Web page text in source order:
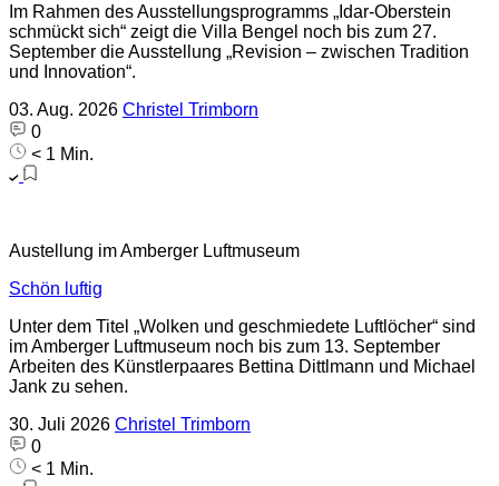
Im Rahmen des Ausstellungsprogramms „Idar-Oberstein
schmückt sich“ zeigt die Villa Bengel noch bis zum 27.
September die Ausstellung „Revision – zwischen Tradition
und Innovation“.
03. Aug. 2026 Christel Trimborn
0
< 1 Min.
Austellung im Amberger Luftmuseum
Schön luftig
Unter dem Titel „Wolken und geschmiedete Luftlöcher“ sind
im Amberger Luftmuseum noch bis zum 13. September
Arbeiten des Künstlerpaares Bettina Dittlmann und Michael
Jank zu sehen.
30. Juli 2026 Christel Trimborn
0
< 1 Min.